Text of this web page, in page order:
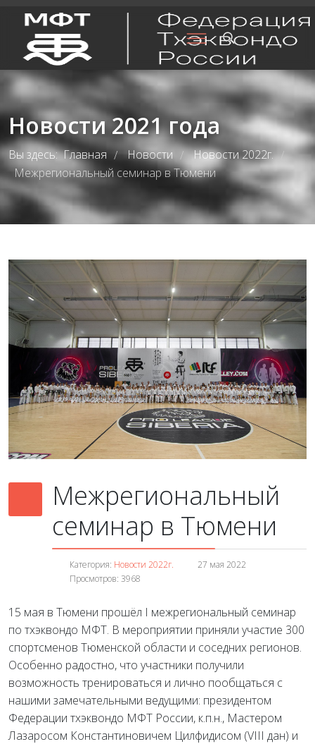
Новости 2021 года
Вы здесь:Главная / Новости / Новости 2022г. /
Межрегиональный семинар в Тюмени
Межрегиональный
семинар в Тюмени
Категория: Новости 2022г.
27 мая 2022
Просмотров: 3968
15 мая в Тюмени прошёл I межрегиональный семинар
по тхэквондо МФТ. В мероприятии приняли участие 300
спортсменов Тюменской области и соседних регионов.
Особенно радостно, что участники получили
возможность тренироваться и лично пообщаться с
нашими замечательными ведущими: президентом
Федерации тхэквондо МФТ России, к.п.н., Мастером
Лазаросом Константиновичем Цилфидисом (VIII дан) и